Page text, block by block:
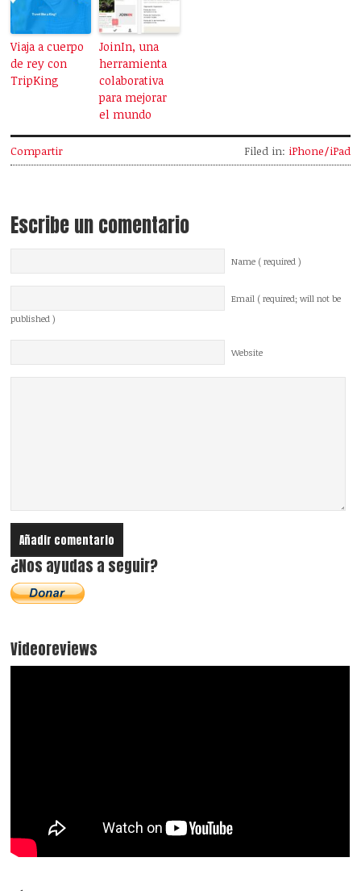
Viaja a cuerpo
de rey con
TripKing
JoinIn, una
herramienta
colaborativa
para mejorar
el mundo
Compartir Filed in: iPhone/iPad
Escribe un comentario
Name ( required )
Email ( required; will not be
published )
Website
¿Nos ayudas a seguir?
Videoreviews